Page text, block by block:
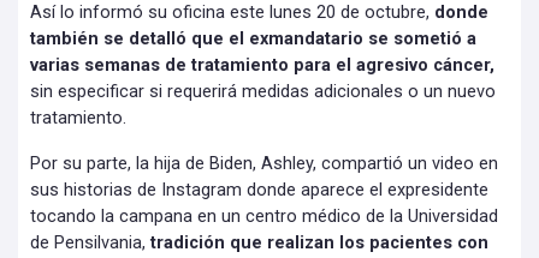
Así lo informó su oficina este lunes 20 de octubre, donde
también se detalló que el exmandatario se sometió a
varias semanas de tratamiento para el agresivo cáncer,
sin especificar si requerirá medidas adicionales o un nuevo
tratamiento.
Por su parte, la hija de Biden, Ashley, compartió un video en
sus historias de Instagram donde aparece el expresidente
tocando la campana en un centro médico de la Universidad
de Pensilvania,tradición que realizan los pacientes con